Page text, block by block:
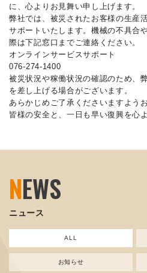
に、心よりお見舞い申し上げます。
弊社では、被災されたお客様の生産
サポートいたします。機械の不具合
際は下記窓口までご連絡ください。
オンラインサービスサポート
076-274-1400
被災状況や稼働状況の確認のため、
を差し上げる場合がございます。
あらかじめご了承くださいますよう
皆様の安全と、一日も早い復興を心
NEWS
ニュース
ALL
お知らせ